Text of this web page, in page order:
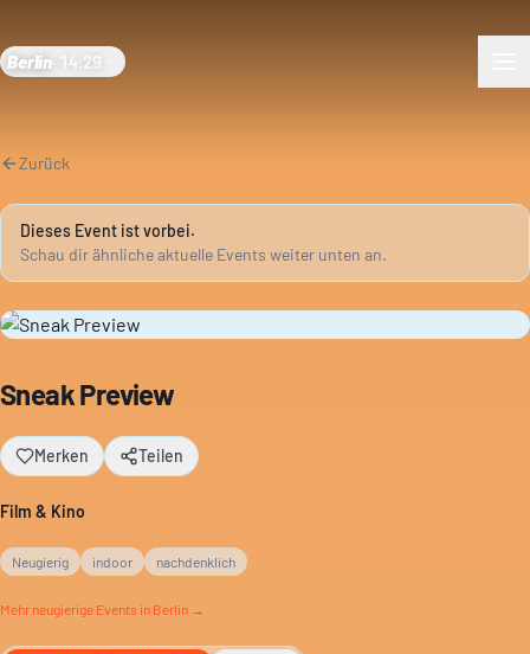
Berlin 14:29
Zurück
Dieses Event ist vorbei.
Schau dir ähnliche aktuelle Events weiter unten an.
Sneak Preview
Merken Teilen
Film & Kino
Neugierig indoor nachdenklich
Mehr neugierige Events in Berlin →